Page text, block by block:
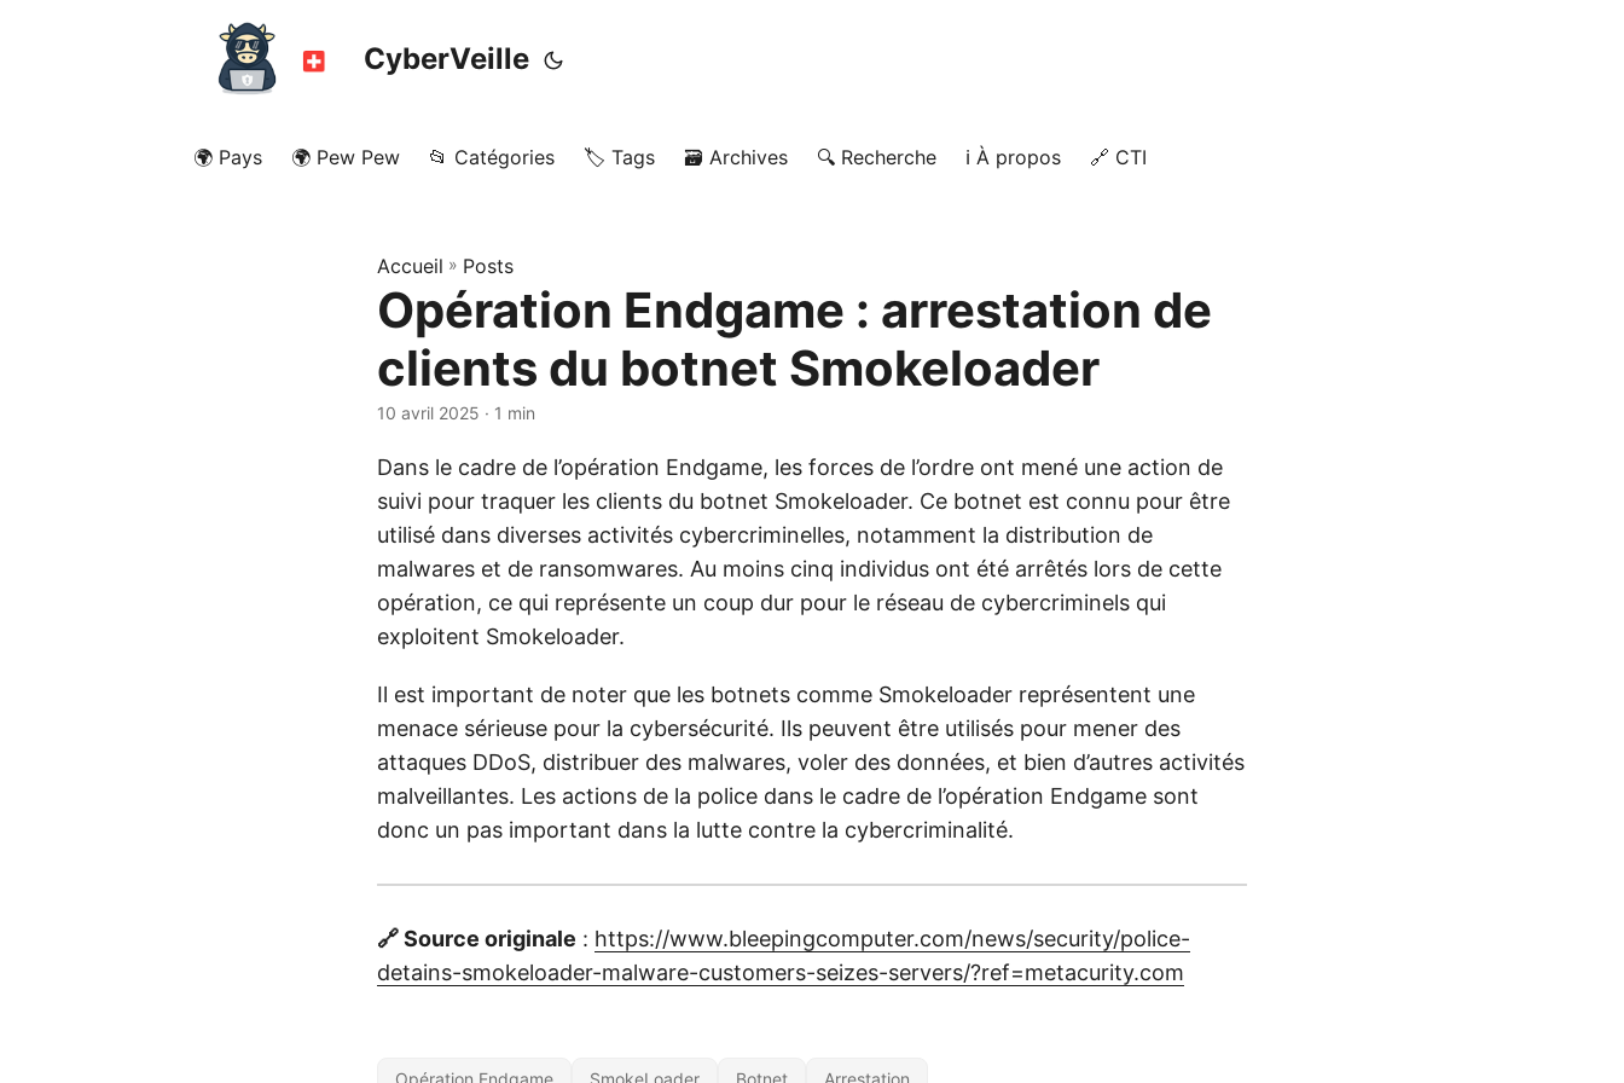
CyberVeille
🌍 Pays 🌍 Pew Pew 📂 Catégories 🏷️ Tags 🗃️ Archives 🔍 Recherche ℹ️ À propos 🔗 CTI
Accueil » Posts
Opération Endgame : arrestation de
clients du botnet Smokeloader
10 avril 2025 · 1 min
Dans le cadre de l’opération Endgame, les forces de l’ordre ont mené une action de
suivi pour traquer les clients du botnet Smokeloader. Ce botnet est connu pour être
utilisé dans diverses activités cybercriminelles, notamment la distribution de
malwares et de ransomwares. Au moins cinq individus ont été arrêtés lors de cette
opération, ce qui représente un coup dur pour le réseau de cybercriminels qui
exploitent Smokeloader.
Il est important de noter que les botnets comme Smokeloader représentent une
menace sérieuse pour la cybersécurité. Ils peuvent être utilisés pour mener des
attaques DDoS, distribuer des malwares, voler des données, et bien d’autres activités
malveillantes. Les actions de la police dans le cadre de l’opération Endgame sont
donc un pas important dans la lutte contre la cybercriminalité.
🔗 Source originale : https://www.bleepingcomputer.com/news/security/police-
detains-smokeloader-malware-customers-seizes-servers/?ref=metacurity.com
Opération Endgame SmokeLoader Botnet Arrestation